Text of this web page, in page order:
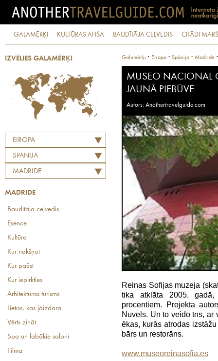
GALAMĒRĶI KULTŪRAS AFIŠA BAUDĪTĀJA CEĻVEDIS CITĀDI
IZVĒLIES GALAMĒRĶI
EIROPA
SPĀNIJA
MADRIDE
MADRIDE
Baudītāja ceļvedis
Esence
Kultūra
Kur nakšņot
Kur paēst
Kur iepirkties
Arhitektūras tūrisms
Lietas, kas jāizdara
Vērts zināt
Spa un labākie saloni
Filma
Galamērķi · Eiropa · Spānija · Madride
MUSEO NACIONAL
JAUNĀ PIEBŪVE
Autors: Anothertravelguide.com
Reinas Sofijas muzeja
tika atklāta 2005.
procentiem. Projekta
Nuvels. Un to veido trīs, ar
ēkas, kurās atrodas
bārs un restorāns.
www.museoreinasofia.es